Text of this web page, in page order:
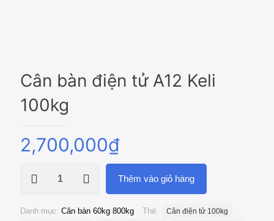
Cân bàn điện tử A12 Keli
100kg
2,700,000₫
A12
Thêm vào giỏ hàng
Danh mục: Cân bàn 60kg 800kg Thẻ:
Cân điện tử 100kg